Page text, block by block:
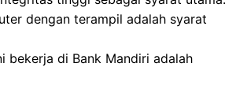
dengan terampil adalah syarat
bekerja di Bank Mandiri adalah